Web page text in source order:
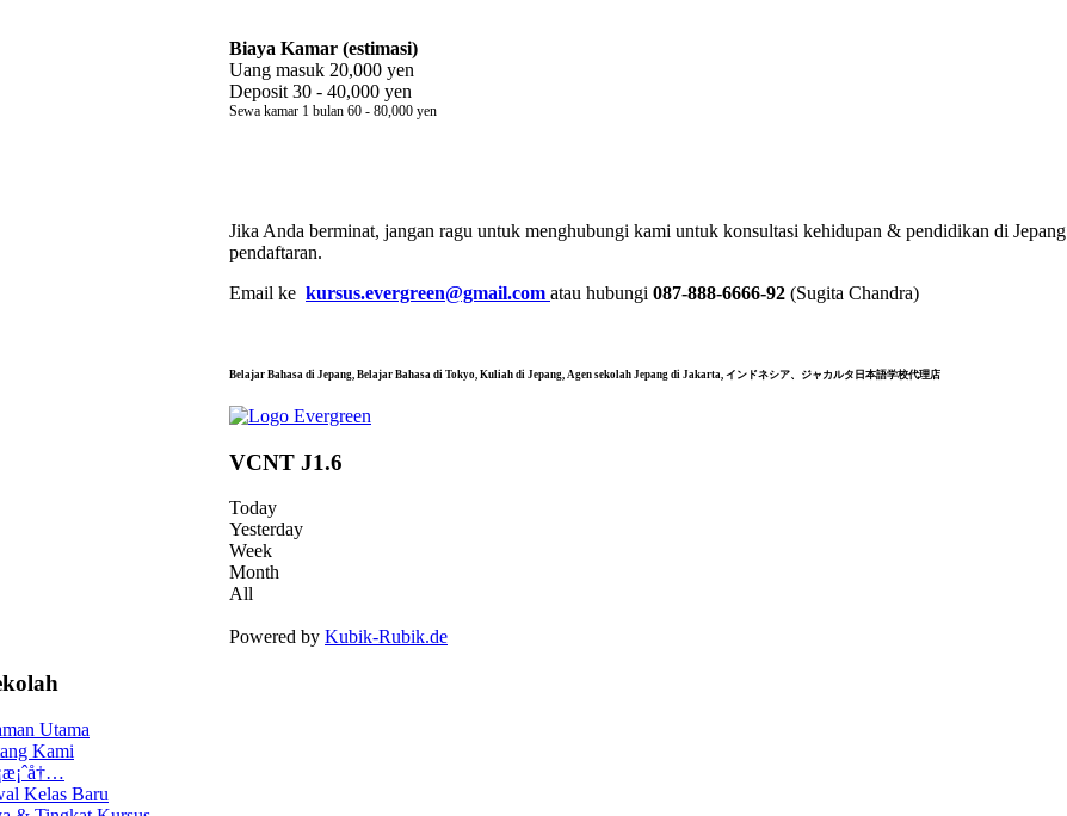
Biaya Kamar (estimasi)
Uang masuk 20,000 yen
Deposit 30 - 40,000 yen
Sewa kamar 1 bulan 60 - 80,000 yen
Jika Anda berminat, jangan ragu untuk menghubungi kami untuk konsultasi kehidupan & pendidikan di Jepang
pendaftaran.
Email ke kursus.evergreen@gmail.com atau hubungi 087-888-6666-92 (Sugita Chandra)
Belajar Bahasa di Jepang, Belajar Bahasa di Tokyo, Kuliah di Jepang, Agen sekolah Jepang di Jakarta, インドネシア、ジャカルタ日本語学校代理店
VCNT J1.6
Today
Yesterday
Week
Month
All
Powered by Kubik-Rubik.de
Utama
Kami
Kelas Baru